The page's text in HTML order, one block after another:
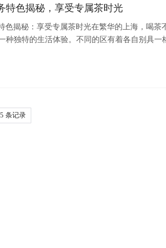
，则主要针对娱乐、休闲等场所。消费者可以
特色揭秘，享受专属茶时光
色揭秘：享受专属茶时光在繁华的上海，喝茶
种独特的生活体验。不同的区有着各自别具一
往往采用古典风格，木质的桌椅、精致的茶具
条记录